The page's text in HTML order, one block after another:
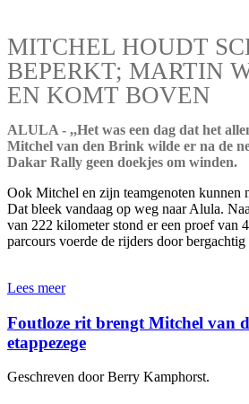
MITCHEL HOUDT
BEPERKT; MARTIN
EN KOMT BOVEN
ALULA - ,,Het was een dag dat het
Mitchel van den Brink wilde er na de
Dakar Rally geen doekjes om winden.
Ook Mitchel en zijn teamgenoten kunnen
Dat bleek vandaag op weg naar Alula.
van 222 kilometer stond er een proef van
parcours voerde de rijders door bergachtig
Lees meer
Foutloze rit brengt Mitchel van
etappezege
Geschreven door Berry Kamphorst.